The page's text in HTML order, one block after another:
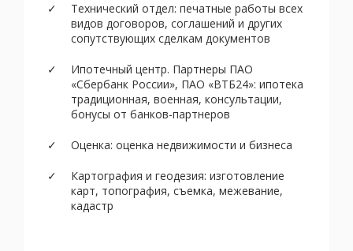
Технический отдел: печатные работы всех
видов договоров, соглашений и других
сопутствующих сделкам документов
Ипотечный центр. Партнеры ПАО
«Сбербанк России», ПАО «ВТБ24»: ипотека
традиционная, военная, консультации,
бонусы от банков-партнеров
Оценка: оценка недвижимости и бизнеса
Картография и геодезия: изготовление
карт, топография, съемка, межевание,
кадастр